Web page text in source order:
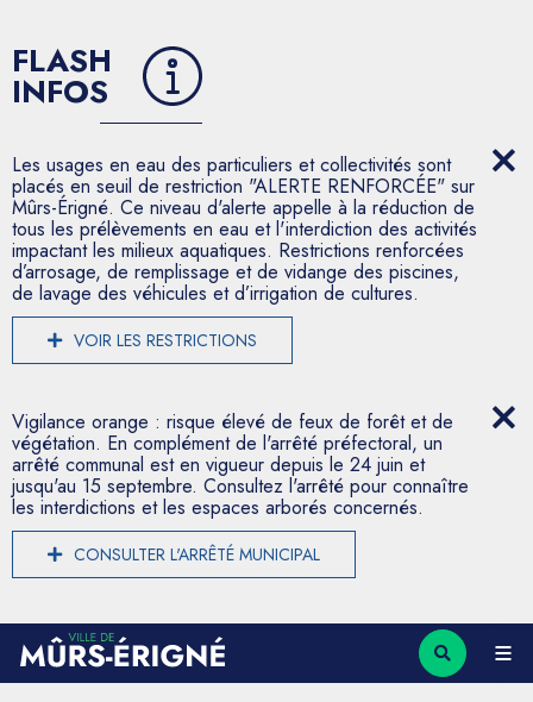
FLASH
INFOS
Les usages en eau des particuliers et collectivités sont
placés en seuil de restriction "ALERTE RENFORCÉE" sur
Mûrs-Érigné. Ce niveau d'alerte appelle à la réduction de
tous les prélèvements en eau et l'interdiction des activités
impactant les milieux aquatiques. Restrictions renforcées
d’arrosage, de remplissage et de vidange des piscines,
de lavage des véhicules et d’irrigation de cultures.
VOIR LES RESTRICTIONS
Vigilance orange : risque élevé de feux de forêt et de
végétation. En complément de l'arrêté préfectoral, un
arrêté communal est en vigueur depuis le 24 juin et
jusqu'au 15 septembre. Consultez l'arrêté pour connaître
les interdictions et les espaces arborés concernés.
CONSULTER L'ARRÊTÉ MUNICIPAL